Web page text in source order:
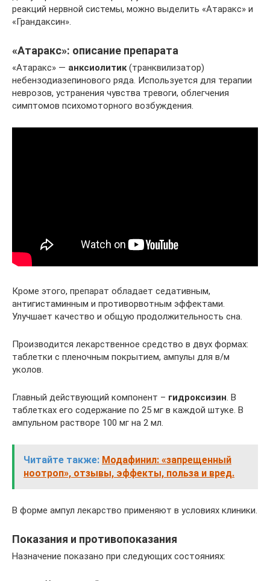
реакций нервной системы, можно выделить «Атаракс» и
«Грандаксин».
«Атаракс»: описание препарата
«Атаракс» — анксиолитик (транквилизатор)
небензодиазепинового ряда. Используется для терапии
неврозов, устранения чувства тревоги, облегчения
симптомов психомоторного возбуждения.
Кроме этого, препарат обладает седативным,
антигистаминным и противорвотным эффектами.
Улучшает качество и общую продолжительность сна.
Производится лекарственное средство в двух формах:
таблетки с пленочным покрытием, ампулы для в/м
уколов.
Главный действующий компонент – гидроксизин . В
таблетках его содержание по 25 мг в каждой штуке. В
ампульном растворе 100 мг на 2 мл.
Читайте также: Модафинил: «запрещенный
ноотроп», отзывы, эффекты, польза и вред.
В форме ампул лекарство применяют в условиях клиники.
Показания и противопоказания
Назначение показано при следующих состояниях: